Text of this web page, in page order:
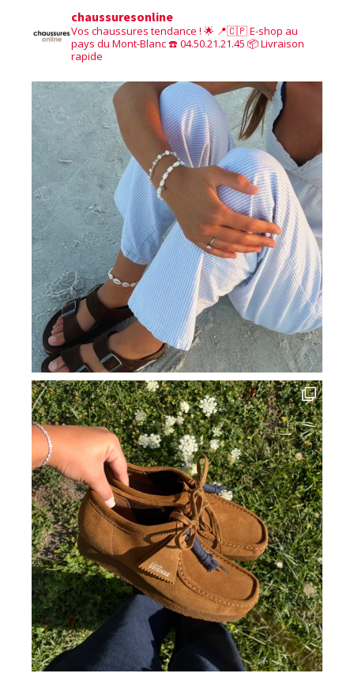
chaussuresonline
Vos chaussures tendance ! 🌟 📍🇨🇵 E-shop au
pays du Mont-Blanc☎️ 04.50.21.21.45 📦 Livraison
rapide